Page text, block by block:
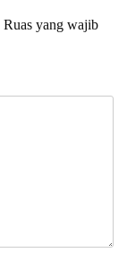
Ruas yang wajib